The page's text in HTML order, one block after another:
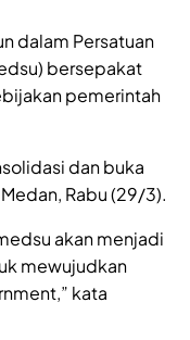
dalam Persatuan
bersepakat
pemerintah
dan buka
Rabu (29/3).
akan menjadi
mewujudkan
kata